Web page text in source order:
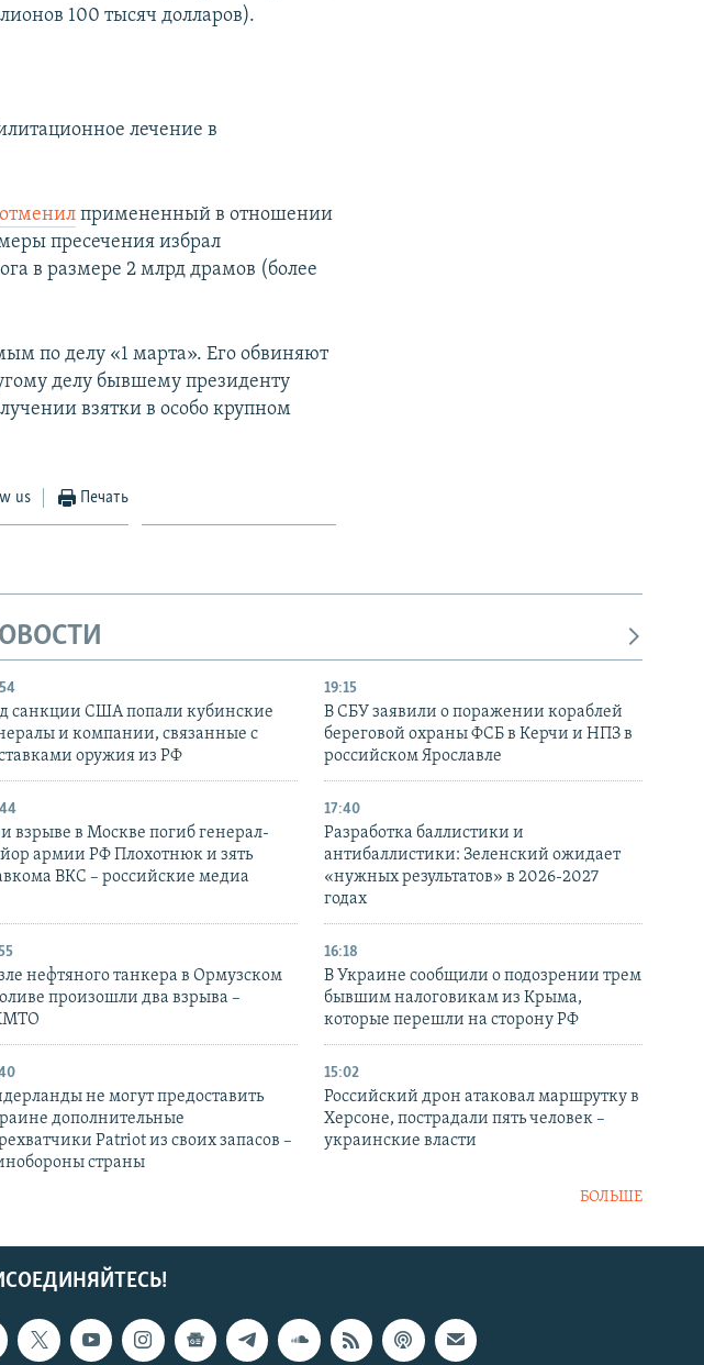
100 тысяч долларов).
лечение в
отменил примененный в отношении
пресечения избрал
в размере 2 млрд драмов (более
по делу «1 марта». Его обвиняют
делу бывшему президенту
взятки в особо крупном
us Печать
санкции США попали кубинские
и компании, связанные с
оружия из РФ
19:15
В СБУ заявили о поражении кораблей
береговой охраны ФСБ в Керчи и НПЗ в
российском Ярославле
взрыве в Москве погиб генерал-
армии РФ Плохотнюк и зять
ВКС – российские медиа
17:40
Разработка баллистики и
антибаллистики: Зеленский ожидает
«нужных результатов» в 2026-2027
годах
нефтяного танкера в Ормузском
произошли два взрыва –
16:18
В Украине сообщили о подозрении трем
бывшим налоговикам из Крыма,
которые перешли на сторону РФ
не могут предоставить
дополнительные
Patriot из своих запасов –
страны
15:02
Российский дрон атаковал маршрутку в
Херсоне, пострадали пять человек –
украинские власти
БОЛЬШЕ